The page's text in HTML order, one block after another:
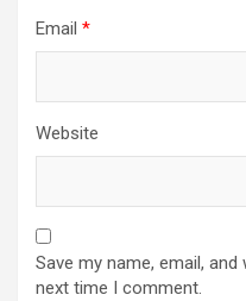
Email *
Website
Save my name, email,
next time I comment.